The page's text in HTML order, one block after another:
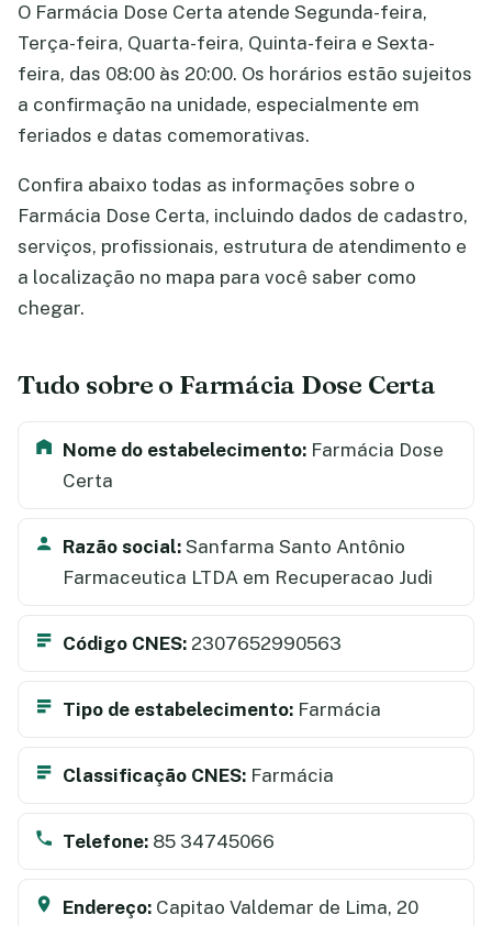
O Farmácia Dose Certa atende Segunda-feira,
Terça-feira, Quarta-feira, Quinta-feira e Sexta-
feira, das 08:00 às 20:00. Os horários estão sujeitos
a confirmação na unidade, especialmente em
feriados e datas comemorativas.
Confira abaixo todas as informações sobre o
Farmácia Dose Certa, incluindo dados de cadastro,
serviços, profissionais, estrutura de atendimento e
a localização no mapa para você saber como
chegar.
Tudo sobre o Farmácia Dose Certa
Nome do estabelecimento: Farmácia Dose
Certa
Razão social: Sanfarma Santo Antônio
Farmaceutica LTDA em Recuperacao Judi
Código CNES: 2307652990563
Tipo de estabelecimento: Farmácia
Classificação CNES: Farmácia
Telefone: 85 34745066
Endereço: Capitao Valdemar de Lima, 20